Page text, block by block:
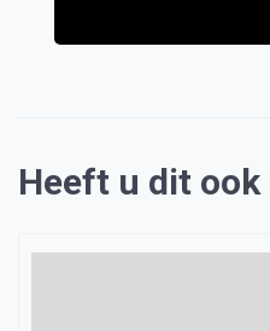
Heeft u dit ook